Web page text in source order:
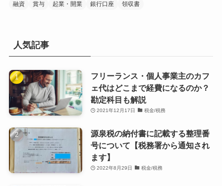
融資
賞与 起業・開業 銀行口座 領収書
人気記事
フリーランス・個人事業主のカフ
ェ代はどこまで経費になるのか？
勘定科目も解説
2021年12月17日 税金/税務
源泉税の納付書に記載する整理番
号について【税務署から通知され
ます】
2022年8月29日 税金/税務